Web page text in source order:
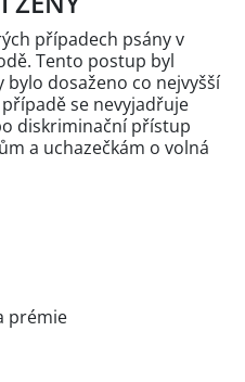
případech psány v
Tento postup byl
dosaženo co nejvyšší
se nevyjadřuje
diskriminační přístup
a uchazečkám o volná
prémie